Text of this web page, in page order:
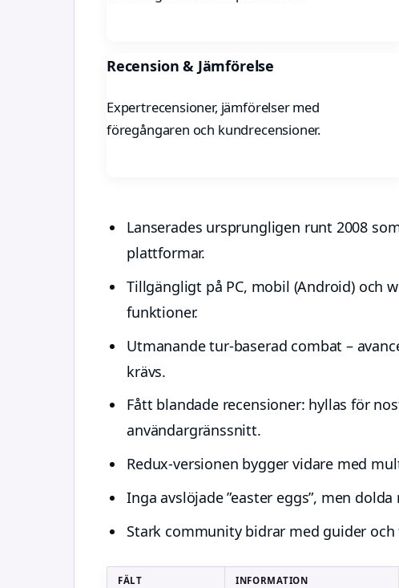
Recension & Jämförelse
Expertrecensioner, jämförelser med
föregångaren och kundrecensioner.
Lanserades ursprungligen runt 2008
plattformar.
Tillgängligt på PC, mobil (Android) och
funktioner.
Utmanande tur-baserad combat –
krävs.
Fått blandade recensioner: hyllas för
användargränssnitt.
Redux-versionen bygger vidare med
Inga avslöjade ”easter eggs”, men
Stark community bidrar med guider
FÄLT INFORMATION